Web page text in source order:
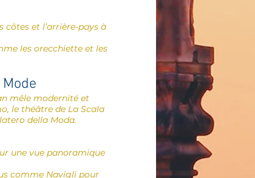
côtes et l’arrière-pays à
les orecchiette et les
mêle modernité et
le théâtre de La Scala
della Moda.
une vue panoramique
comme Navigli pour